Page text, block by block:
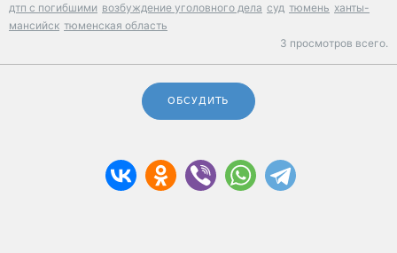
дтп с погибшими возбуждение уголовного дела суд тюмень ханты-
мансийск тюменская область
3 просмотров всего.
ОБСУДИТЬ